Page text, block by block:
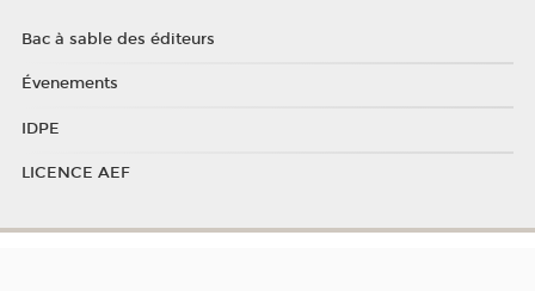
Bac à sable des éditeurs
Évenements
IDPE
LICENCE AEF